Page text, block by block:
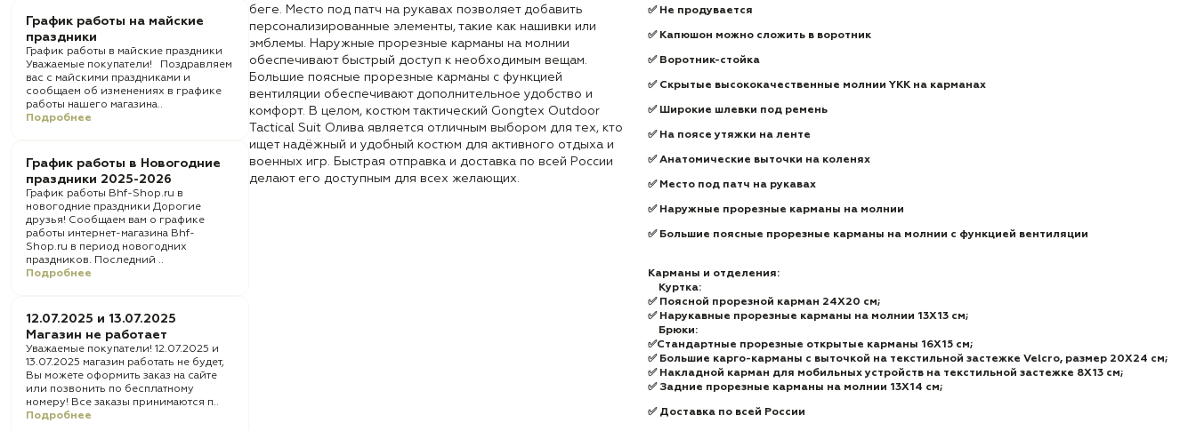
График работы на майские
праздники
График работы в майские праздники
Уважаемые покупатели! Поздравляем
вас с майскими праздниками и
сообщаем об изменениях в графике
работы нашего магазина..
Подробнее
График работы в Новогодние
праздники 2025-2026
График работы Bhf-Shop.ru в
новогодние праздники Дорогие
друзья! Сообщаем вам о графике
работы интернет-магазина Bhf-
Shop.ru в период новогодних
праздников. Последний ..
Подробнее
12.07.2025 и 13.07.2025
Магазин не работает
Уважаемые покупатели! 12.07.2025 и
13.07.2025 магазин работать не будет,
Вы можете оформить заказ на сайте
или позвонить по бесплатному
номеру! Все заказы принимаются п..
Подробнее
беге. Место под патч на рукавах позволяет добавить
персонализированные элементы, такие как нашивки или
эмблемы. Наружные прорезные карманы на молнии
обеспечивают быстрый доступ к необходимым вещам.
Большие поясные прорезные карманы с функцией
вентиляции обеспечивают дополнительное удобство и
комфорт. В целом, костюм тактический Gongtex Outdoor
Tactical Suit Олива является отличным выбором для тех, кто
ищет надёжный и удобный костюм для активного отдыха и
военных игр. Быстрая отправка и доставка по всей России
делают его доступным для всех желающих.
✅ Не продувается
✅ Капюшон можно сложить в воротник
✅ Воротник-стойка
✅ Скрытые высококачественные молнии YKK на карманах
✅ Широкие шлевки под ремень
✅ На поясе утяжки на ленте
✅ Анатомические выточки на коленях
✅ Место под патч на рукавах
✅ Наружные прорезные карманы на молнии
✅ Большие поясные прорезные карманы на молнии с функцией вентиляции
Карманы и отделения:
Куртка:
✅ Поясной прорезной карман 24Х20 см;
✅ Нарукавные прорезные карманы на молнии 13Х13 см;
Брюки:
✅Стандартные прорезные открытые карманы 16Х15 см;
✅ Большие карго-карманы с выточкой на текстильной застежке Velcro, размер 20Х24 см;
✅ Накладной карман для мобильных устройств на текстильной застежке 8Х13 см;
✅ Задние прорезные карманы на молнии 13Х14 см;
✅ Доставка по всей России